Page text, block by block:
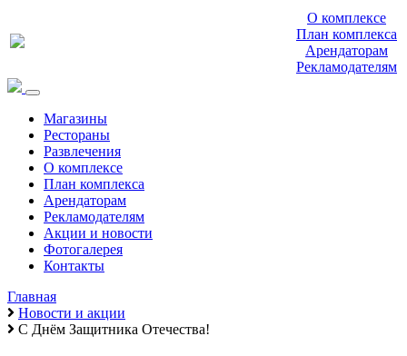
О комплексе
План комплекса
Арендаторам
Рекламодателям
Магазины
Рестораны
Развлечения
О комплексе
План комплекса
Арендаторам
Рекламодателям
Акции и новости
Фотогалерея
Контакты
Главная
Новости и акции
С Днём Защитника Отечества!